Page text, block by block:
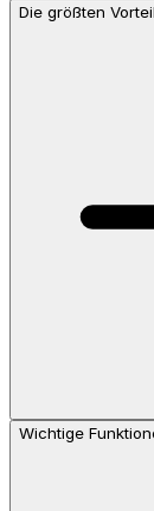
Die größten
Wichtige